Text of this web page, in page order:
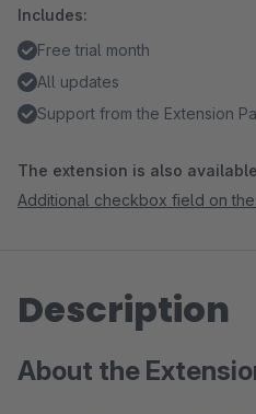
Includes:
Free trial month
All updates
Support from the Extension
The extension is also
Additional checkbox field on
Description
About the